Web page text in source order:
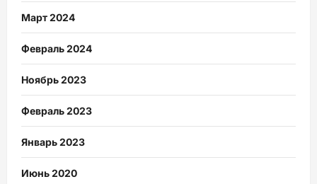
Март 2024
Февраль 2024
Ноябрь 2023
Февраль 2023
Январь 2023
Июнь 2020